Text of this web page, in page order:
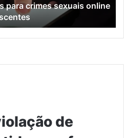
para crimes sexuais online